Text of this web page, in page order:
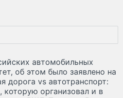
автомобильных
об этом было заявлено на
дорога vs автотранспорт:
которую организовал и в